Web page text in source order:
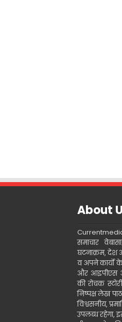
About
समाचार
घटनाक्रम, देश
व अपने कार्यो
और आइपीएस
की रोचक
निष्पक्ष लेख
विश्वसनीय,
उपलब्ध रहेगा,